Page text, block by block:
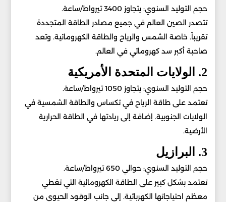
حجم التوليد السنوي: يتجاوز 3400 تيرواط/ساعة.
تتصدر الصين العالم في جميع مصادر الطاقة المتجددة
تقريباً. خاصة الشمس والرياح والطاقة الكهرومائية. وتعد
صاحبة أكبر سد كهرومائي في العالم.
2. الولايات المتحدة الأمريكية
حجم التوليد السنوي: يتجاوز 1050 تيرواط/ساعة.
تعتمد على طاقة الرياح في تكساس والطاقة الشمسية في
الولايات الجنوبية. إضافة إلى ريادتها في الطاقة الحرارية
الأرضية.
3. البرازيل
حجم التوليد السنوي: حوالي 650 تيرواط/ساعة.
تعتمد بشكل كبير على الطاقة الكهرومائية التي تغطي
معظم احتياجاتها الكهربائية. إلى جانب الوقود الحيوي من